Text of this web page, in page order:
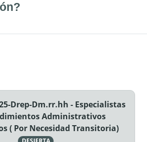
Drep-Dm.rr.hh - Especialistas
Administrativos
( Por Necesidad Transitoria)